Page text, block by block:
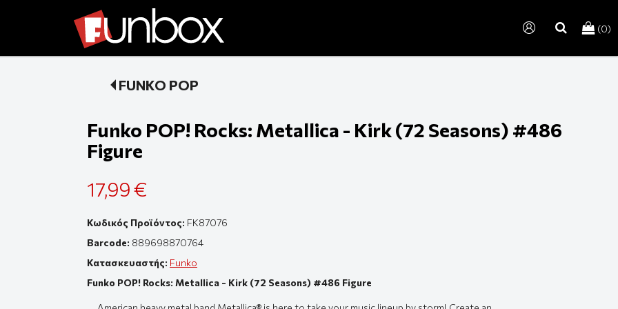
(0)
search
FUNKO POP
Funko POP! Rocks: Metallica - Kirk (72 Seasons) #486
Figure
17,99 €
Κωδικός Προϊόντος: FK87076
Barcode: 889698870764
Κατασκευαστής: Funko
Funko POP! Rocks: Metallica - Kirk (72 Seasons) #486 Figure